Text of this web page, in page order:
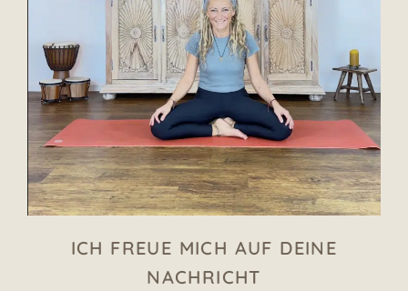
ICH FREUE MICH AUF DEINE
NACHRICHT